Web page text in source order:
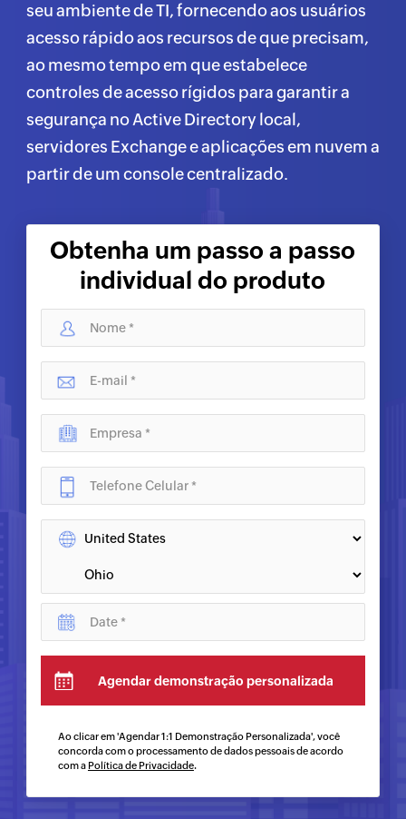
seu ambiente de TI, fornecendo aos usuários
acesso rápido aos recursos de que precisam,
ao mesmo tempo em que estabelece
controles de acesso rígidos para garantir a
segurança no Active Directory local,
servidores Exchange e aplicações em nuvem a
partir de um console centralizado.
Obtenha um passo a passo
individual do produto
Ao clicar em 'Agendar 1:1 Demonstração Personalizada', você
concorda com o processamento de dados pessoais de acordo
com a Política de Privacidade.